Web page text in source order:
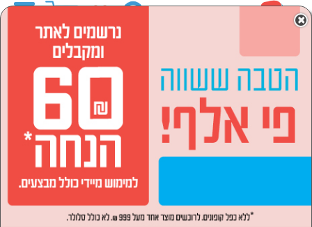
מוצרי חשמל
הסתר רשימת קטגוריות
מוצרי חשמל לבית (8)
מוצרי חשמל ANKARSRUM
נמצאו 8 מוצרי מוצרי חשמל של ANKARSRUM
*סדנת אפייה
×